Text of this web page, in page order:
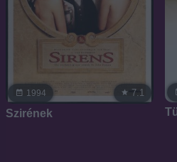
1994 7.1
Szirének